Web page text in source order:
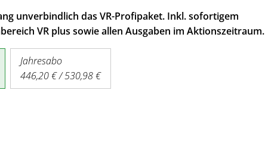
unverbindlich das VR-Profipaket. Inkl. sofortigem
VR plus sowieallen Ausgaben im Aktionszeitraum.
Jahresabo
446,20 € / 530,98 €